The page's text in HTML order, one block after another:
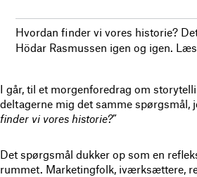
Hvordan finder vi vores historie?
Hödar Rasmussen igen og igen.
I går, til et morgenforedrag om
deltagerne mig det samme spørgsmål,
finder vi vores historie?”
Det spørgsmål dukker op som en
rummet. Marketingfolk, iværksættere,